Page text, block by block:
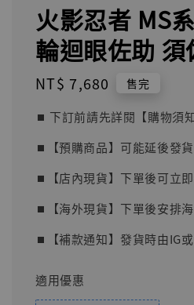
火影忍者 MS
輪迴眼佐助 須
Regular
NT$ 7,680 售完
⏹︎ 下訂前請先詳閱【購物須
⏹︎【預購商品】可能延後發
⏹︎【店內現貨】下單後可立
⏹︎【海外現貨】下單後安排
⏹︎【補款通知】發貨時由IG
適用優惠